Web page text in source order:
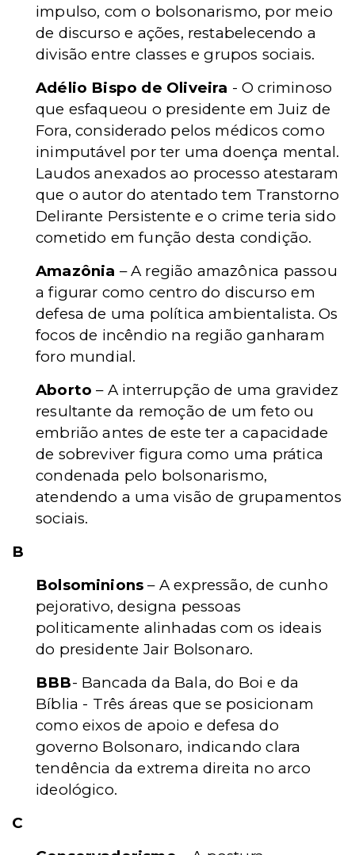
impulso, com o bolsonarismo, por meio
de discurso e ações, restabelecendo a
divisão entre classes e grupos sociais.
Adélio Bispo de Oliveira - O criminoso
que esfaqueou o presidente em Juiz de
Fora, considerado pelos médicos como
inimputável por ter uma doença mental.
Laudos anexados ao processo atestaram
que o autor do atentado tem Transtorno
Delirante Persistente e o crime teria sido
cometido em função desta condição.
Amazônia – A região amazônica passou
a figurar como centro do discurso em
defesa de uma política ambientalista. Os
focos de incêndio na região ganharam
foro mundial.
Aborto – A interrupção de uma gravidez
resultante da remoção de um feto ou
embrião antes de este ter a capacidade
de sobreviver figura como uma prática
condenada pelo bolsonarismo,
atendendo a uma visão de grupamentos
sociais.
B
Bolsominions – A expressão, de cunho
pejorativo, designa pessoas
politicamente alinhadas com os ideais
do presidente Jair Bolsonaro.
BBB- Bancada da Bala, do Boi e da
Bíblia - Três áreas que se posicionam
como eixos de apoio e defesa do
governo Bolsonaro, indicando clara
tendência da extrema direita no arco
ideológico.
C